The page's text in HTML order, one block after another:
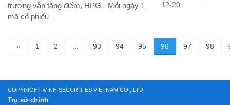
trường vẫn tăng điểm, HPG - Mỗi ngày 1
mã cổ phiếu
12-20
« 1 2 ... 93 94 95 96 97 98
COPYRIGHT © NH SECURITIES VIETNAM CO., LTD.
Trụ sở chính